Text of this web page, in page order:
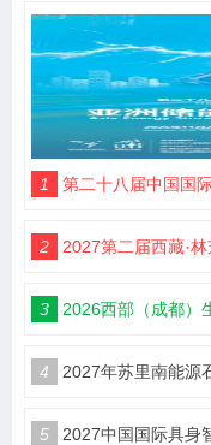
1 第二十八届中国国际
2 2027第二届西藏·
3 2026西部（成都）
4 2027年苏里南能源
5 2027中国国际具身